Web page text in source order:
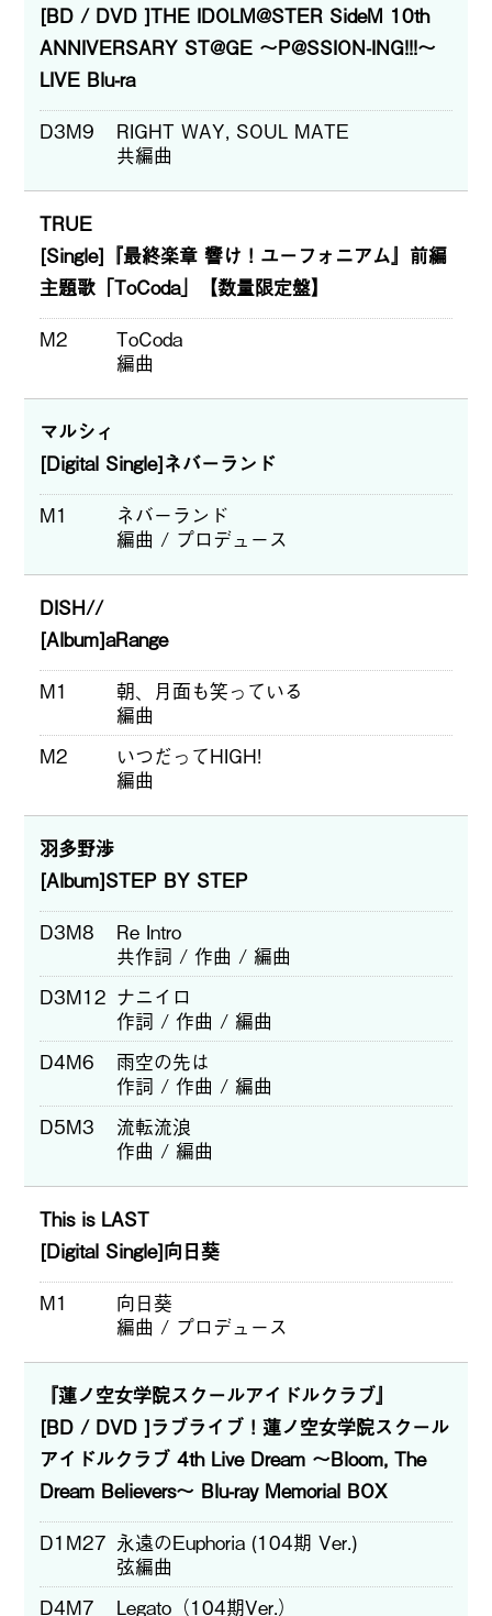
[BD / DVD ]THE IDOLM@STER SideM 10th
ANNIVERSARY ST@GE ～P@SSION-ING!!!～
LIVE Blu-ra
D3M9
RIGHT WAY, SOUL MATE
共編曲
TRUE
[Single]『最終楽章 響け！ユーフォニアム』前編
主題歌「ToCoda」【数量限定盤】
M2
ToCoda
編曲
マルシィ
[Digital Single]ネバーランド
M1
ネバーランド
編曲 / プロデュース
DISH//
[Album]aRange
M1
朝、月面も笑っている
編曲
M2
いつだってHIGH!
編曲
羽多野渉
[Album]STEP BY STEP
D3M8
Re Intro
共作詞 / 作曲 / 編曲
D3M12 ナニイロ
作詞 / 作曲 / 編曲
D4M6
雨空の先は
作詞 / 作曲 / 編曲
D5M3
流転流浪
作曲 / 編曲
This is LAST
[Digital Single]向日葵
M1
向日葵
編曲 / プロデュース
『蓮ノ空女学院スクールアイドルクラブ』
[BD / DVD ]ラブライブ！蓮ノ空女学院スクール
アイドルクラブ 4th Live Dream ～Bloom, The
Dream Believers～ Blu-ray Memorial BOX
D1M27 永遠のEuphoria (104期 Ver.)
弦編曲
D4M7
Legato（104期Ver.）